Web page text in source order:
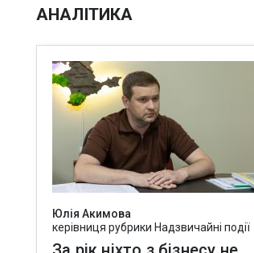
АНАЛІТИКА
Юлія Акимова
керівниця рубрики Надзвичайні події